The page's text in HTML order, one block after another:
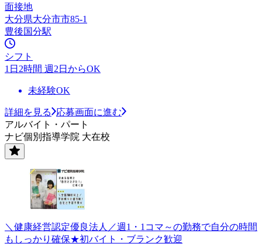
面接地
大分県大分市市85-1
豊後国分駅
シフト
1日2時間 週2日からOK
未経験OK
詳細を見る
応募画面に進む
アルバイト・パート
ナビ個別指導学院 大在校
＼健康経営認定優良法人／週1・1コマ～の勤務で自分の時間
もしっかり確保★初バイト・ブランク歓迎